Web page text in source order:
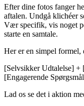
Efter dine fotos fanger
aftalen. Undgå klichéer
Vær specifik, vis noget
starte en samtale.
Her er en simpel formel,
[Selvsikker Udtalelse] +
[Engagerende
Lad os se det i aktion